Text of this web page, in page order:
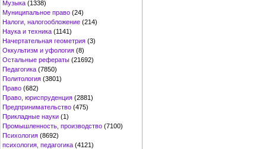
Музыка (1338)
Муниципальное право (24)
Налоги, налогообложение (214)
Наука и техника (1141)
Начертательная геометрия (3)
Оккультизм и уфология (8)
Остальные рефераты (21692)
Педагогика (7850)
Политология (3801)
Право (682)
Право, юриспруденция (2881)
Предпринимательство (475)
Прикладные науки (1)
Промышленность, производство (7100)
Психология (8692)
психология, педагогика (4121)